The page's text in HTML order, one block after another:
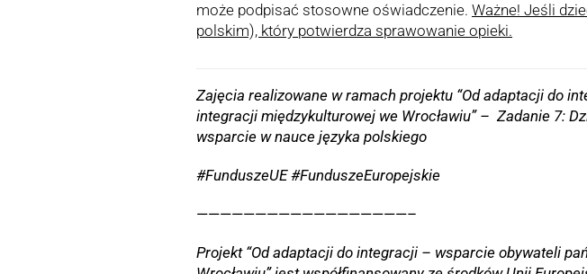
może podpisać stosowne oświadczenie. Ważne! Jeśli
polskim), który potwierdza sprawowanie opieki.
Zajęcia realizowane w ramach projektu “Od adaptacji do
integracji międzykulturowej we Wrocławiu” – Zadanie 7:
wsparcie w nauce języka polskiego
#FunduszeUE #FunduszeEuropejskie
——————————————————–
Projekt “Od adaptacji do integracji – wsparcie obywateli